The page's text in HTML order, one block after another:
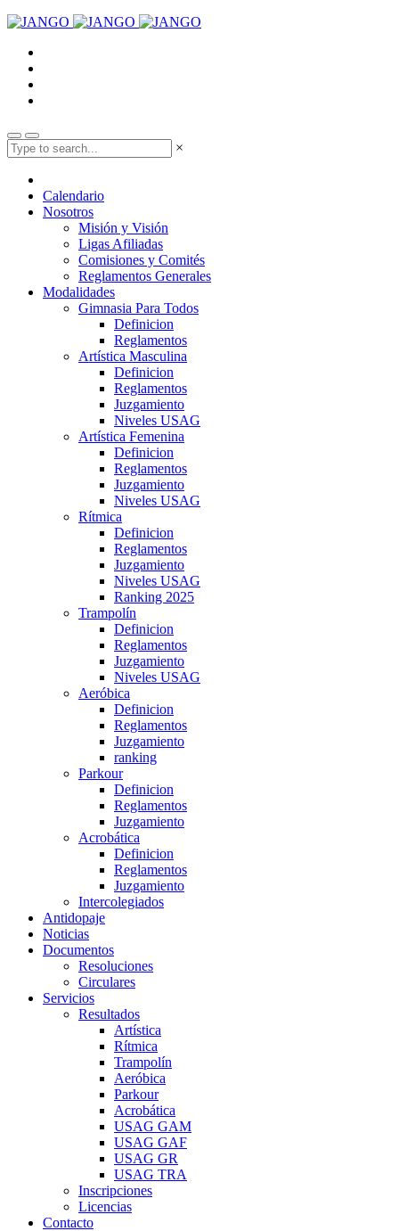
×
Calendario
Nosotros
Misión y Visión
Ligas Afiliadas
Comisiones y Comités
Reglamentos Generales
Modalidades
Gimnasia Para Todos
Definicion
Reglamentos
Artística Masculina
Definicion
Reglamentos
Juzgamiento
Niveles USAG
Artística Femenina
Definicion
Reglamentos
Juzgamiento
Niveles USAG
Rítmica
Definicion
Reglamentos
Juzgamiento
Niveles USAG
Ranking 2025
Trampolín
Definicion
Reglamentos
Juzgamiento
Niveles USAG
Aeróbica
Definicion
Reglamentos
Juzgamiento
ranking
Parkour
Definicion
Reglamentos
Juzgamiento
Acrobática
Definicion
Reglamentos
Juzgamiento
Intercolegiados
Antidopaje
Noticias
Documentos
Resoluciones
Circulares
Servicios
Resultados
Artística
Rítmica
Trampolín
Aeróbica
Parkour
Acrobática
USAG GAM
USAG GAF
USAG GR
USAG TRA
Inscripciones
Licencias
Contacto